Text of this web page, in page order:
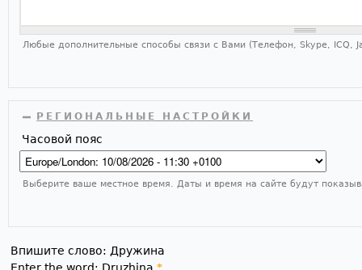
Любые дополнительные способы связи с Вами (Телефон, Skype, ICQ,
СКРЫТЬ
РЕГИОНАЛЬНЫЕ НАСТРОЙКИ
Часовой пояс
Выберите ваше местное время. Даты и время на сайте будут
Впишите слово: Дружина
Enter the word: Druzhina *